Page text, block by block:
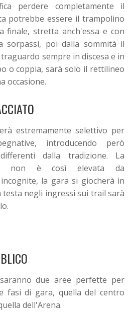
perdere completamente il
potrebbe essere il trampolino
finale, stretta anch'essa e con
poi dalla sommità il
sempre in discesa e in
o coppia, sarà solo il rettilineo
occasione.
estremamente selettivo per
introducendo però
dalla tradizione. La
non è così elevata da
la gara si giocherà in
negli ingressi sui trail sarà
due aree perfette per
fasi di gara, quella del centro
dell'Arena.